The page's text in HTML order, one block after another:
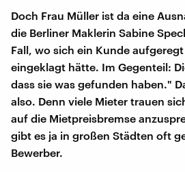
Doch Frau Müller ist da eine
die Berliner Maklerin Sabine
Fall, wo sich ein Kunde
eingeklagt hätte. Im Gegenteil:
dass sie was gefunden haben."
also. Denn viele Mieter trauen
auf die Mietpreisbremse
gibt es ja in großen Städten oft
Bewerber.